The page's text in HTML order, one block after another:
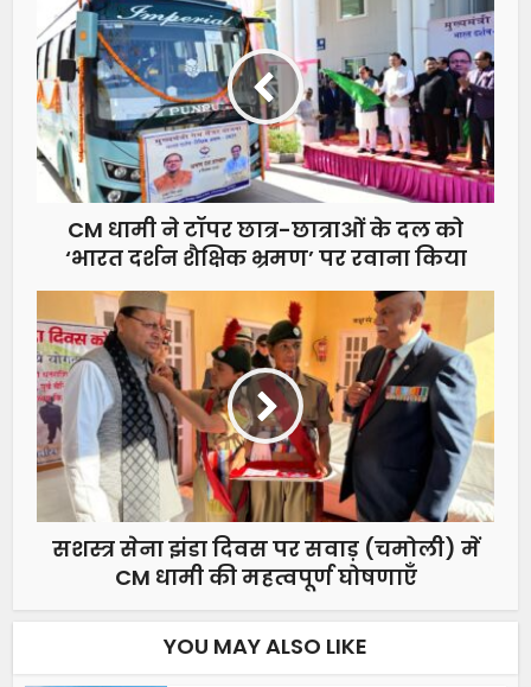
CM धामी ने टॉपर छात्र-छात्राओं के दल को
‘भारत दर्शन शैक्षिक भ्रमण’ पर रवाना किया
सशस्त्र सेना झंडा दिवस पर सवाड़ (चमोली) में
CM धामी की महत्वपूर्ण घोषणाएँ
YOU MAY ALSO LIKE